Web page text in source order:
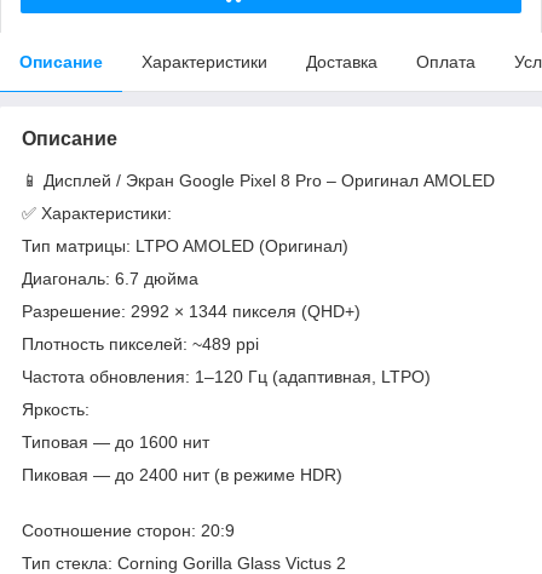
Описание Характеристики Доставка Оплата
Описание
📱 Дисплей / Экран Google Pixel 8 Pro – Оригинал AMOLED
✅ Характеристики:
Тип матрицы: LTPO AMOLED (Оригинал)
Диагональ: 6.7 дюйма
Разрешение: 2992 × 1344 пикселя (QHD+)
Плотность пикселей: ~489 ppi
Частота обновления: 1–120 Гц (адаптивная, LTPO)
Яркость:
Типовая — до 1600 нит
Пиковая — до 2400 нит (в режиме HDR)
Соотношение сторон: 20:9
Тип стекла: Corning Gorilla Glass Victus 2